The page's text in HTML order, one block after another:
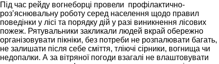
Під час рейду вогнеборці провели профілактично-
роз’яснювальну роботу серед населення щодо правил
поведінки у лісі та порядку дій у разі виникнення лісових
пожеж. Рятувальники закликали людей вкрай обережно
організовувати пікніки, без потреби не розпалювати багать,
не залишати після себе сміття, тліючі сірники, вогнища чи
недопалки. А за вітряної погоди взагалі не влаштовувати